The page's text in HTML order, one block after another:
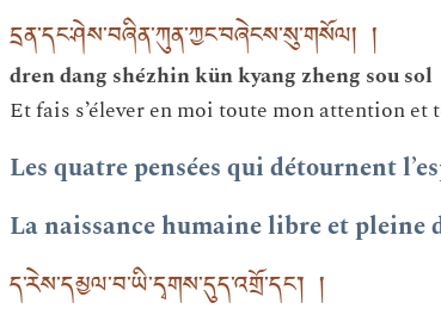
དྲན་དང་ཤེས་བཞིན་ཀུན་ཀྱང་བཞེངས་སུ་གསོལ། །
dren dang shézhin kün kyang zheng sou sol
Et fais s’élever en moi toute mon attention et
Les quatre pensées qui détournent
La naissance humaine libre et pleine
ད་རེས་དམྱལ་བ་ཡི་དྭགས་དུད་འགྲོ་དང༌། །